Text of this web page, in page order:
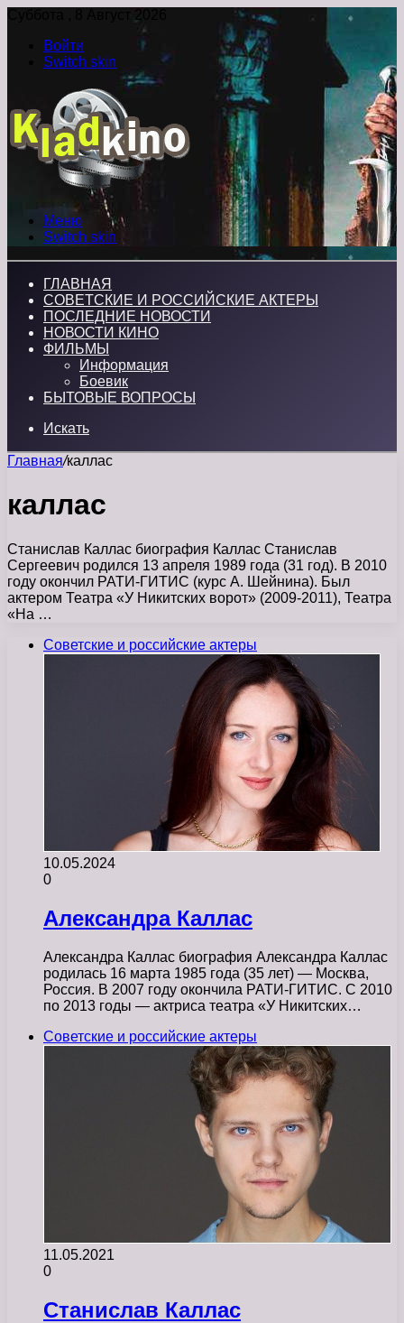
Суббота , 8 Август 2026
Войти
Switch skin
Меню
Switch skin
ГЛАВНАЯ
СОВЕТСКИЕ И РОССИЙСКИЕ АКТЕРЫ
ПОСЛЕДНИЕ НОВОСТИ
НОВОСТИ КИНО
ФИЛЬМЫ
Информация
Боевик
БЫТОВЫЕ ВОПРОСЫ
Искать
Главная/каллас
каллас
Станислав Каллас биография Каллас Станислав
Сергеевич родился 13 апреля 1989 года (31 год). В 2010
году окончил РАТИ-ГИТИС (курс А. Шейнина). Был
актером Театра «У Никитских ворот» (2009-2011), Театра
«На …
Советские и российские актеры
10.05.2024
0
Александра Каллас
Александра Каллас биография Александра Каллас
родилась 16 марта 1985 года (35 лет) — Москва,
Россия. В 2007 году окончила РАТИ-ГИТИС. С 2010
по 2013 годы — актриса театра «У Никитских…
Советские и российские актеры
11.05.2021
0
Станислав Каллас